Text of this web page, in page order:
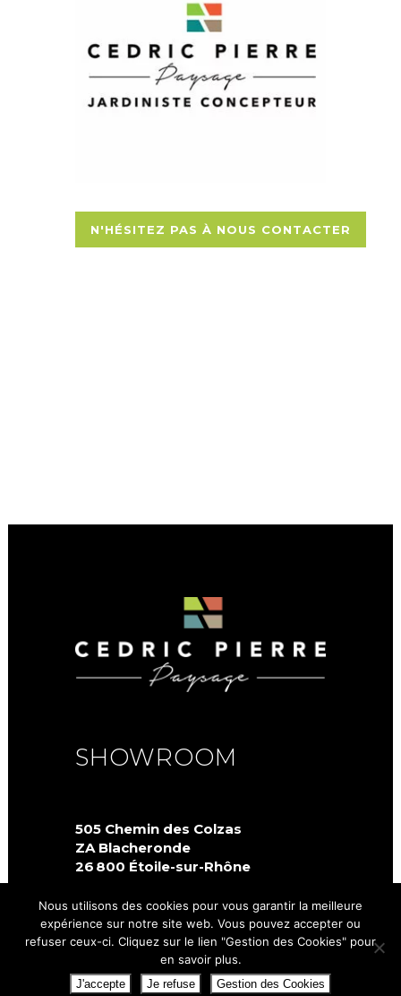
N'HÉSITEZ PAS À NOUS CONTACTER
SHOWROOM
505 Chemin des Colzas
ZA Blacheronde
26 800 Étoile-sur-Rhône
04 75 80 09 80
SUIVEZ-NOUS
Nous utilisons des cookies pour vous garantir la meilleure
expérience sur notre site web. Vous pouvez accepter ou
refuser ceux-ci. Cliquez sur le lien "Gestion des Cookies" pour
en savoir plus.
J'accepte Je refuse Gestion des Cookies